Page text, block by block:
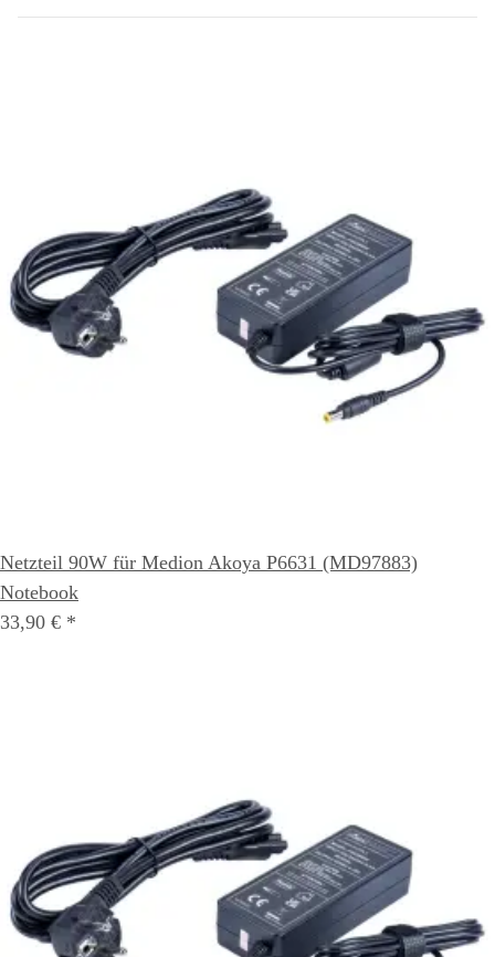
Netzteil 90W für Medion Akoya P6631 (MD97883)
Notebook
33,90 € *